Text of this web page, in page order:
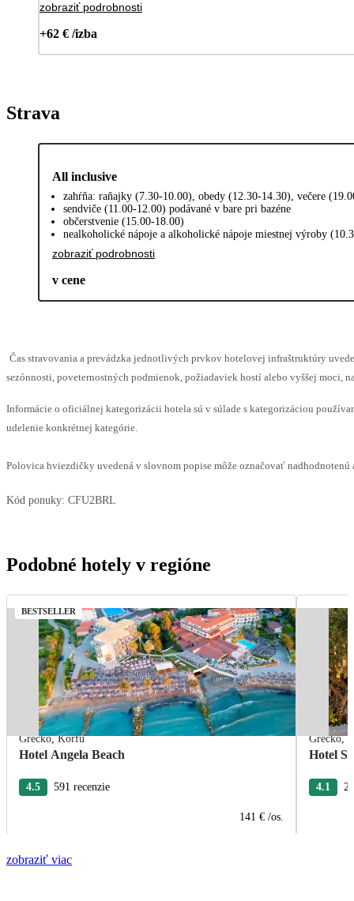
zobraziť podrobnosti
+62 € /izba
Strava
All inclusive
zahŕňa: raňajky (7.30-10.00), obedy (12.30-14.30), večere
sendviče (11.00-12.00) podávané v bare pri bazéne
občerstvenie (15.00-18.00)
nealkoholické nápoje a alkoholické nápoje miestnej výroby
zobraziť podrobnosti
v cene
Čas stravovania a prevádzka jednotlivých prvkov hotelovej infraštruktúry
sezónnosti, poveternostných podmienok, požiadaviek hostí alebo vyššej moci,
Informácie o oficiálnej kategorizácii hotela sú v súlade s kategorizáciou
udelenie konkrétnej kategórie.
Polovica hviezdičky uvedená v slovnom popise môže označovať
Kód ponuky: CFU2BRL
Podobné hotely v regióne
BESTSELLER
Grécko,Korfu
Hotel Angela Beach
4.5 591 recenzie
141 € /os.
Grécko,
Hotel
4.1
zobraziť viac